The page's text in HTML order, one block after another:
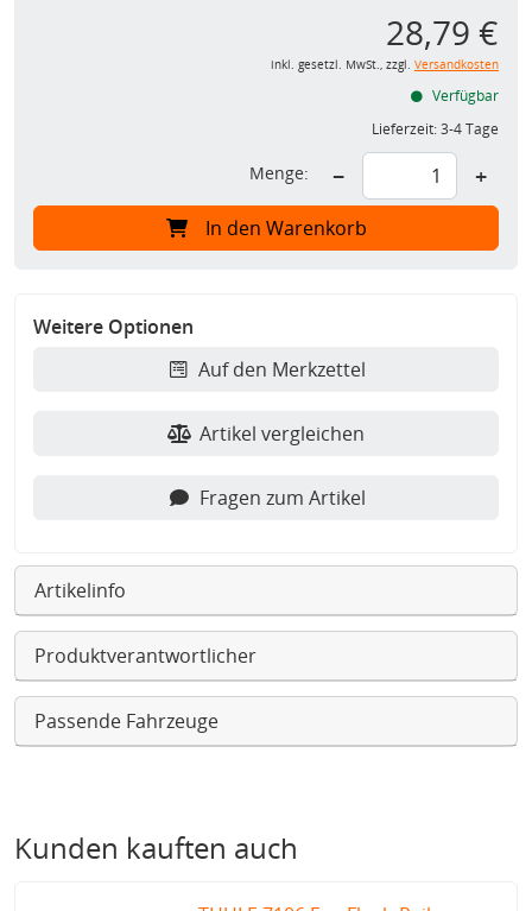
28,79 €
inkl. gesetzl. MwSt., zzgl. Versandkosten
Verfügbar
Lieferzeit:3-4 Tage
Menge: − +
In den Warenkorb
Weitere Optionen
Auf den Merkzettel
Artikel vergleichen
Fragen zum Artikel
Artikelinfo
Produktverantwortlicher
Passende Fahrzeuge
Kunden kauften auch